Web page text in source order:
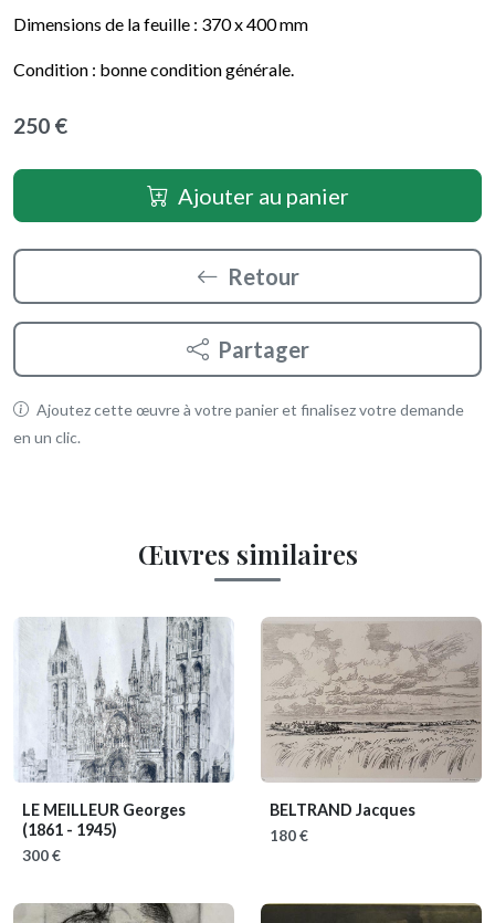
Dimensions de la feuille : 370 x 400mm
Condition : bonne condition générale.
250 €
Ajouter au panier
Retour
Partager
Ajoutez cette œuvre à votre panier et finalisez votre demande
en un clic.
Œuvres similaires
LE MEILLEUR Georges
(1861 - 1945)
300 €
BELTRAND Jacques
180 €